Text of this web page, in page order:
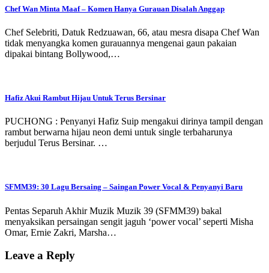
Chef Wan Minta Maaf – Komen Hanya Gurauan Disalah Anggap
Chef Selebriti, Datuk Redzuawan, 66, atau mesra disapa Chef Wan
tidak menyangka komen gurauannya mengenai gaun pakaian
dipakai bintang Bollywood,…
Hafiz Akui Rambut Hijau Untuk Terus Bersinar
PUCHONG : Penyanyi Hafiz Suip mengakui dirinya tampil dengan
rambut berwarna hijau neon demi untuk single terbaharunya
berjudul Terus Bersinar. …
SFMM39: 30 Lagu Bersaing – Saingan Power Vocal & Penyanyi Baru
Pentas Separuh Akhir Muzik Muzik 39 (SFMM39) bakal
menyaksikan persaingan sengit jaguh ‘power vocal’ seperti Misha
Omar, Ernie Zakri, Marsha…
Leave a Reply